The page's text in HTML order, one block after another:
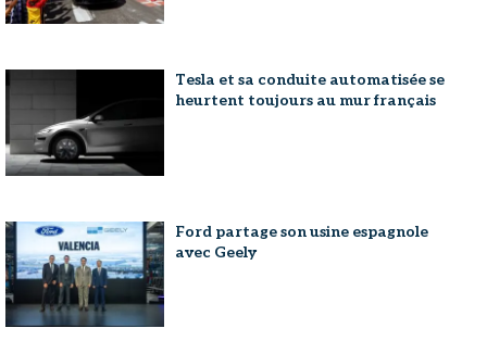
Tesla et sa conduite automatisée se
heurtent toujours au mur français
Ford partage son usine espagnole
avec Geely